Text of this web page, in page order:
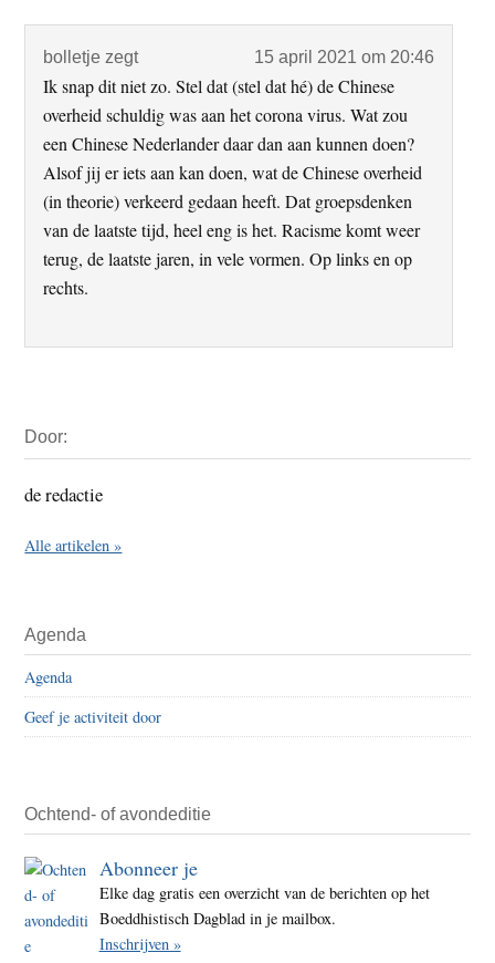
bolletje zegt 15 april 2021 om 20:46
Ik snap dit niet zo. Stel dat (stel dat hé) de Chinese
overheid schuldig was aan het corona virus. Wat zou
een Chinese Nederlander daar dan aan kunnen doen?
Alsof jij er iets aan kan doen, wat de Chinese overheid
(in theorie) verkeerd gedaan heeft. Dat groepsdenken
van de laatste tijd, heel eng is het. Racisme komt weer
terug, de laatste jaren, in vele vormen. Op links en op
rechts.
Sidebar
Door:
de redactie
Alle artikelen »
Agenda
Agenda
Geef je activiteit door
Ochtend- of avondeditie
Abonneer je
Elke dag gratis een overzicht van de berichten op het
Boeddhistisch Dagblad in je mailbox.
Inschrijven »